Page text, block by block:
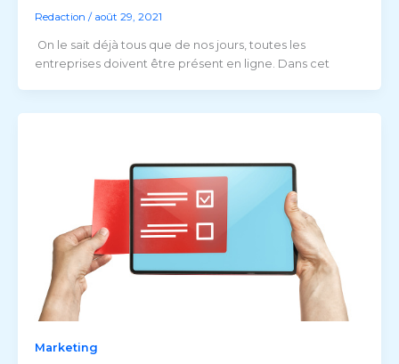
Redaction / août 29, 2021
‎ On le sait déjà tous que de nos jours, toutes les
entreprises doivent être présent en ligne. Dans cet
Marketing